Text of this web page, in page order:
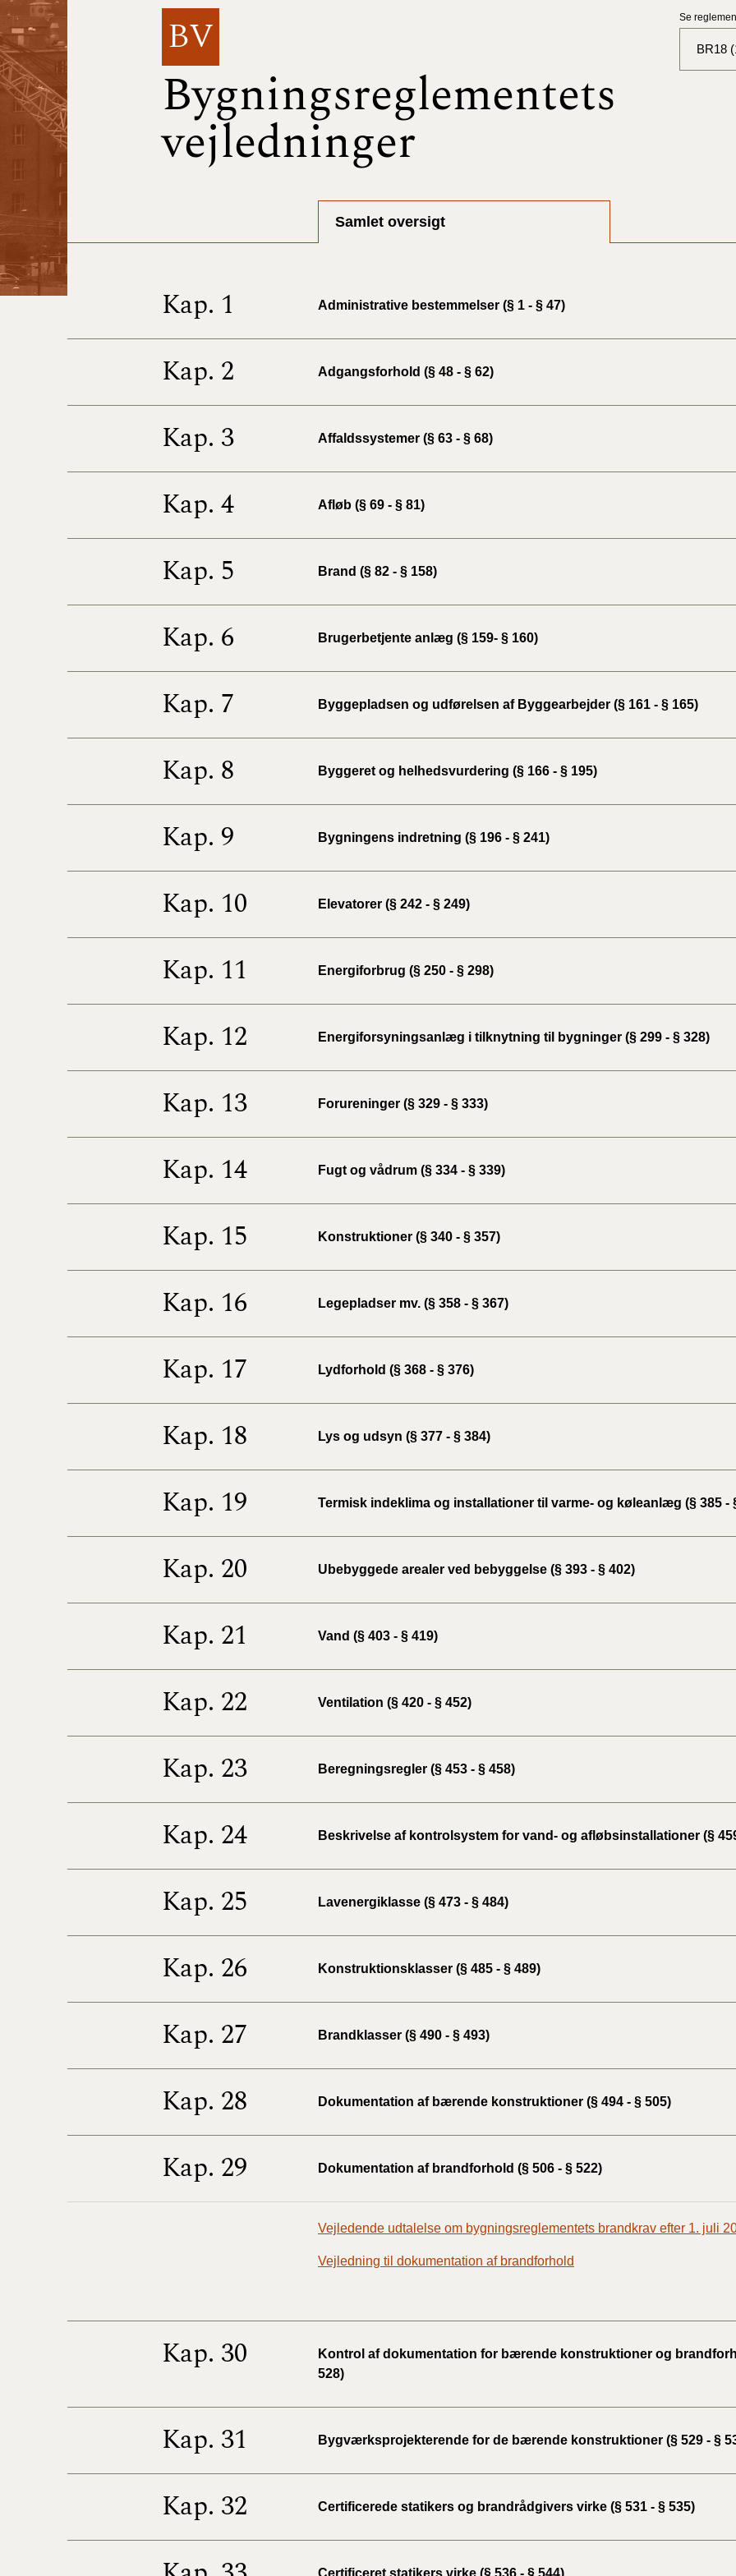
BV
Bygningsreglementets
vejledninger
Se
BR18
BR18
2022)
BR18
BR15
Samlet oversigt
Kap. 1 Administrative bestemmelser (§ 1 - § 47)
Kap. 2 Adgangsforhold (§ 48 - § 62)
Kap. 3 Affaldssystemer (§ 63 - § 68)
Kap. 4 Afløb (§ 69 - § 81)
Kap. 5 Brand (§ 82 - § 158)
Kap. 6 Brugerbetjente anlæg (§ 159- § 160)
Kap. 7 Byggepladsen og udførelsen af Byggearbejder (§ 161 - § 165)
Kap. 8 Byggeret og helhedsvurdering (§ 166 - § 195)
Kap. 9 Bygningens indretning (§ 196 - § 241)
Kap. 10 Elevatorer (§ 242 - § 249)
Kap. 11 Energiforbrug (§ 250 - § 298)
Kap. 12 Energiforsyningsanlæg i tilknytning til bygninger (§ 299 - § 328)
Kap. 13 Forureninger (§ 329 - § 333)
Kap. 14 Fugt og vådrum (§ 334 - § 339)
Kap. 15 Konstruktioner (§ 340 - § 357)
Kap. 16 Legepladser mv. (§ 358 - § 367)
Kap. 17 Lydforhold (§ 368 - § 376)
Kap. 18 Lys og udsyn (§ 377 - § 384)
Kap. 19 Termisk indeklima og installationer til varme- og køleanlæg (§ 385 -
Kap. 20 Ubebyggede arealer ved bebyggelse (§ 393 - § 402)
Kap. 21 Vand (§ 403 - § 419)
Kap. 22 Ventilation (§ 420 - § 452)
Kap. 23 Beregningsregler (§ 453 - § 458)
Kap. 24 Beskrivelse af kontrolsystem for vand- og afløbsinstallationer (§
Kap. 25 Lavenergiklasse (§ 473 - § 484)
Kap. 26 Konstruktionsklasser (§ 485 - § 489)
Kap. 27 Brandklasser (§ 490 - § 493)
Kap. 28 Dokumentation af bærende konstruktioner (§ 494 - § 505)
Kap. 29 Dokumentation af brandforhold (§ 506 - § 522)
Vejledende udtalelse om bygningsreglementets brandkrav efter 1. juli
Vejledning til dokumentation af brandforhold
Kap. 30
Kontrol af dokumentation for bærende konstruktioner og
528)
Kap. 31 Bygværksprojekterende for de bærende konstruktioner (§ 529 - §
Kap. 32 Certificerede statikers og brandrådgivers virke (§ 531 - § 535)
Certificeret statikers virke (§ 536 - § 544)